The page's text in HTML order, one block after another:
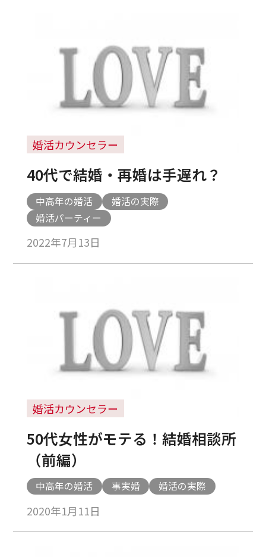
婚活カウンセラー
40代で結婚・再婚は手遅れ？
中高年の婚活
婚活の実際
婚活パーティー
2022年7月13日
婚活カウンセラー
50代女性がモテる！結婚相談所
（前編）
中高年の婚活 事実婚 婚活の実際
2020年1月11日